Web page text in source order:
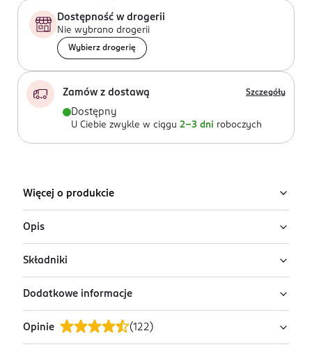
Dostępność w drogerii
Nie wybrano drogerii
Wybierz drogerię
Zamów z dostawą Szczegóły
Dostępny
U Ciebie zwykle w ciągu 2-3 dni roboczych
Więcej o produkcie
Opis
Calgon chroni pralkę przed dalszym odkładaniem się
kamienia i zapobiega przed dalszym osadzaniem się
brudu i osadów z detergentów na elementach pralki.
Dzięki temu kamień, brud ani osady z detergentów nie
będą się odkładać na tkaninach i ubrania nie będą
Składniki
Zawiera: >30% zeolity, <5%: polikarboksylany,
niejonowe środki powierzchniowo czynne, kompozycja
zapachowa.
Dodatkowe informacje
PRZYGOTOWANIE I STOSOWANIE
Opinie (122 )